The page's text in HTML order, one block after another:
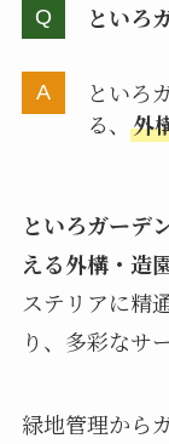
といろ
といろ
る、 外
といろガーデ
える外構・造
ステリアに精
り、多彩なサ
緑地管理から